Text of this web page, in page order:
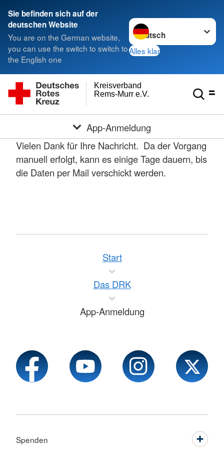
Sie befinden sich auf der
deutschen Website
You are on the German website,
you can use the switch to switch to
the English one
Sprache wechseln zu
Alles klar
Rems-Murr e.V.
Kreisverband
App-Anmeldung
Vielen Dank für Ihre Nachricht. Da der Vorgang
manuell erfolgt, kann es einige Tage dauern, bis
die Daten per Mail verschickt werden.
Start
Das DRK
App-Anmeldung
Spenden